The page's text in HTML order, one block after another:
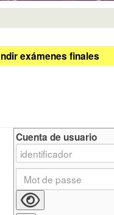
exámenes finales
Cuenta de usuario